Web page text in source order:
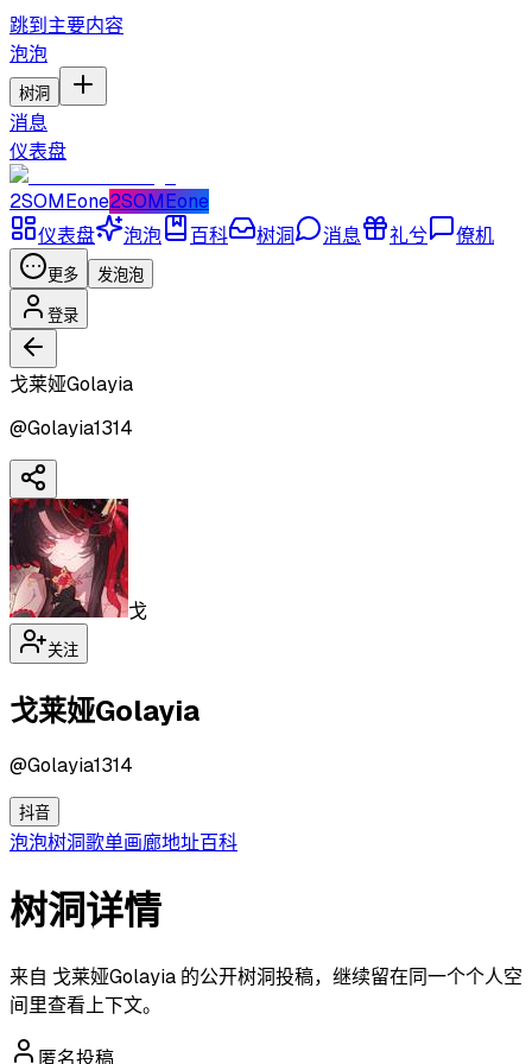
跳到主要内容
泡泡
树洞
消息
仪表盘
2SOMEone2SOMEone
仪表盘
泡泡 百科 树洞 消息 礼兮 僚机
更多 发泡泡
登录
戈莱娅Golayia
@Golayia1314
戈
关注
戈莱娅Golayia
@Golayia1314
抖音
泡泡树洞歌单画廊地址百科
树洞详情
来自 戈莱娅Golayia 的公开树洞投稿，继续留在同一个个人空
间里查看上下文。
匿名投稿